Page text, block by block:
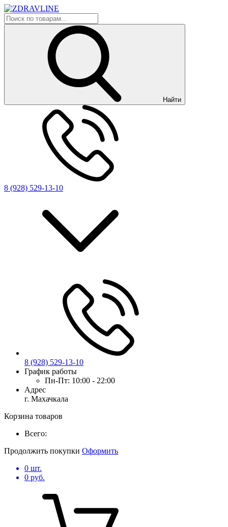
Найти
8 (928) 529-13-10
8 (928) 529-13-10
График работы
Пн-Пт: 10:00 - 22:00
Адрес
г. Махачкала
Корзина товаров
Всего:
Продолжить покупки Оформить
0 шт.
0 руб.